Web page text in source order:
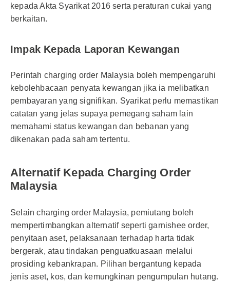
kepada Akta Syarikat 2016 serta peraturan cukai yang
berkaitan.
Impak Kepada Laporan Kewangan
Perintah charging order Malaysia boleh mempengaruhi
kebolehbacaan penyata kewangan jika ia melibatkan
pembayaran yang signifikan. Syarikat perlu memastikan
catatan yang jelas supaya pemegang saham lain
memahami status kewangan dan bebanan yang
dikenakan pada saham tertentu.
Alternatif Kepada Charging Order
Malaysia
Selain charging order Malaysia, pemiutang boleh
mempertimbangkan alternatif seperti garnishee order,
penyitaan aset, pelaksanaan terhadap harta tidak
bergerak, atau tindakan penguatkuasaan melalui
prosiding kebankrapan. Pilihan bergantung kepada
jenis aset, kos, dan kemungkinan pengumpulan hutang.